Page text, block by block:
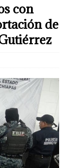
con
de